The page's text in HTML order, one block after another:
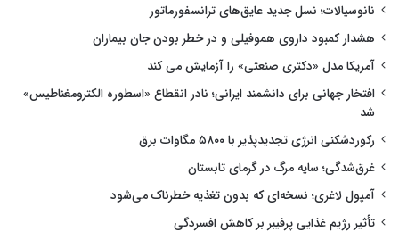
نانوسیالات؛ نسل جدید عایق‌های ترانسفورماتور
هشدار کمبود داروی هموفیلی و در خطر بودن جان بیماران
آمریکا مدل «دکتری صنعتی» را آزمایش می کند
افتخار جهانی برای دانشمند ایرانی؛ نادر انقطاع «اسطوره الکترومغناطیس»
شد
رکوردشکنی انرژی تجدیدپذیر با ۵۸۰۰ مگاوات برق
غرق‌شدگی؛ سایه مرگ در گرمای تابستان
آمپول لاغری؛ نسخه‌ای که بدون تغذیه خطرناک می‌شود
تأثیر رژیم غذایی پرفیبر بر کاهش افسردگی